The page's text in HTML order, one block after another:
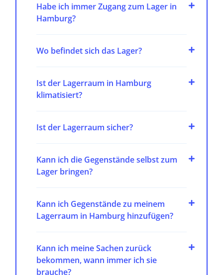
Habe ich immer Zugang zum Lager in
Hamburg?
Wo befindet sich das Lager?
Ist der Lagerraum in Hamburg
klimatisiert?
Ist der Lagerraum sicher?
Kann ich die Gegenstände selbst zum
Lager bringen?
Kann ich Gegenstände zu meinem
Lagerraum in Hamburg hinzufügen?
Kann ich meine Sachen zurück
bekommen, wann immer ich sie
brauche?